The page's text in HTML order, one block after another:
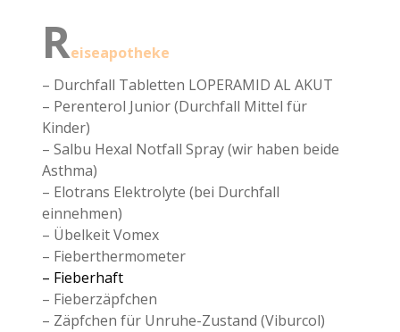
Reiseapotheke
– Durchfall Tabletten LOPERAMID AL AKUT
– Perenterol Junior (Durchfall Mittel für
Kinder)
– Salbu Hexal Notfall Spray (wir haben beide
Asthma)
– Elotrans Elektrolyte (bei Durchfall
einnehmen)
– Übelkeit Vomex
– Fieberthermometer
– Fieberhaft
– Fieberzäpfchen
– Zäpfchen für Unruhe-Zustand (Viburcol)